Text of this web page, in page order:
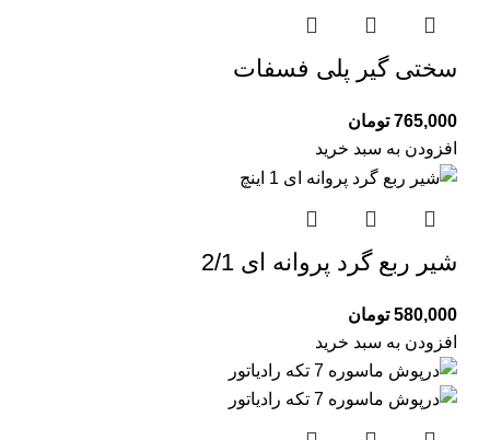
سختی گیر پلی فسفات
765,000 تومان
افزودن به سبد خرید
شیر ربع گرد پروانه ای 2/1
580,000 تومان
افزودن به سبد خرید